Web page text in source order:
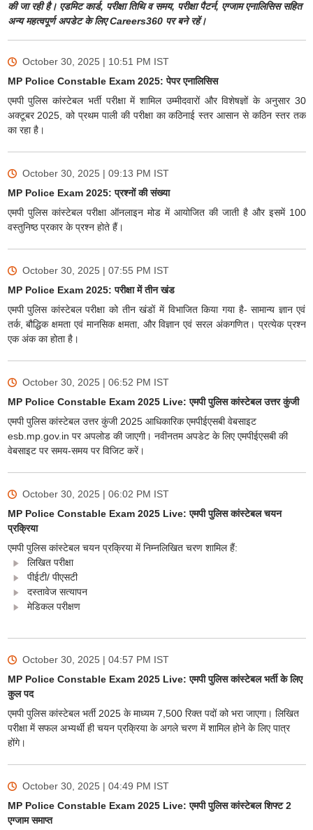
की जा रही है। एडमिट कार्ड, परीक्षा तिथि व समय, परीक्षा पैटर्न, एग्जाम एनालिसिस सहित
अन्य महत्वपूर्ण अपडेट के लिए Careers360 पर बने रहें।
October 30, 2025 | 10:51 PM IST
MP Police Constable Exam 2025: पेपर एनालिसिस
एमपी पुलिस कांस्टेबल भर्ती परीक्षा में शामिल उम्मीदवारों और विशेषज्ञों के अनुसार 30
अक्टूबर 2025, को प्रथम पाली की परीक्षा का कठिनाई स्तर आसान से कठिन स्तर तक
का रहा है।
October 30, 2025 | 09:13 PM IST
MP Police Exam 2025: प्रश्नों की संख्या
एमपी पुलिस कांस्टेबल परीक्षा ऑनलाइन मोड में आयोजित की जाती है और इसमें 100
वस्तुनिष्ठ प्रकार के प्रश्न होते हैं।
October 30, 2025 | 07:55 PM IST
MP Police Exam 2025: परीक्षा में तीन खंड
एमपी पुलिस कांस्टेबल परीक्षा को तीन खंडों में विभाजित किया गया है- सामान्य ज्ञान एवं
तर्क, बौद्धिक क्षमता एवं मानसिक क्षमता, और विज्ञान एवं सरल अंकगणित। प्रत्येक प्रश्न
एक अंक का होता है।
October 30, 2025 | 06:52 PM IST
MP Police Constable Exam 2025 Live: एमपी पुलिस कांस्टेबल उत्तर कुंजी
एमपी पुलिस कांस्टेबल उत्तर कुंजी 2025 आधिकारिक एमपीईएसबी वेबसाइट
esb.mp.gov.in पर अपलोड की जाएगी। नवीनतम अपडेट के लिए एमपीईएसबी की
वेबसाइट पर समय-समय पर विजिट करें।
October 30, 2025 | 06:02 PM IST
MP Police Constable Exam 2025 Live: एमपी पुलिस कांस्टेबल चयन
प्रक्रिया
एमपी पुलिस कांस्टेबल चयन प्रक्रिया में निम्नलिखित चरण शामिल हैं:
लिखित परीक्षा
पीईटी/ पीएसटी
दस्तावेज सत्यापन
मेडिकल परीक्षण
October 30, 2025 | 04:57 PM IST
MP Police Constable Exam 2025 Live: एमपी पुलिस कांस्टेबल भर्ती के लिए
कुल पद
एमपी पुलिस कांस्टेबल भर्ती 2025 के माध्यम 7,500 रिक्त पदों को भरा जाएगा। लिखित
परीक्षा में सफल अभ्यर्थी ही चयन प्रक्रिया के अगले चरण में शामिल होने के लिए पात्र
होंगे।
October 30, 2025 | 04:49 PM IST
MP Police Constable Exam 2025 Live: एमपी पुलिस कांस्टेबल शिफ्ट 2
एग्जाम समाप्त